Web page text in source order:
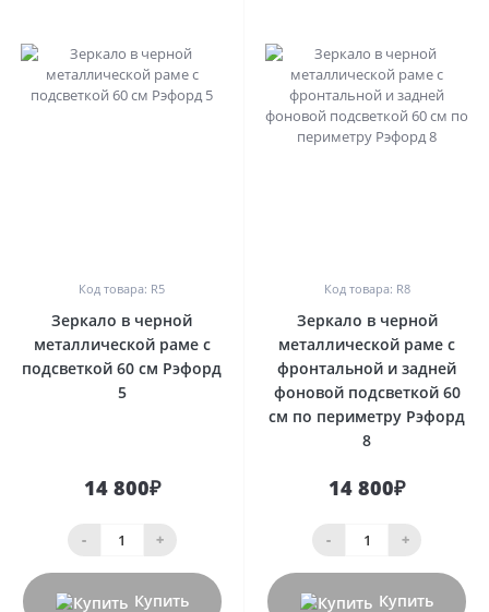
Код товара: R5
Зеркало в черной
металлической раме с
подсветкой 60 см Рэфорд
5
14 800₽
- +
Купить
Код товара: R8
Зеркало в черной
металлической раме с
фронтальной и задней
фоновой подсветкой 60
см по периметру Рэфорд
8
14 800₽
- +
Купить